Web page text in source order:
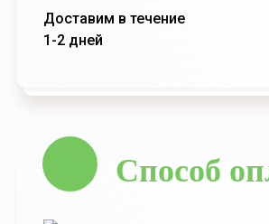
Доставим в течение
1-2 дней
Способ